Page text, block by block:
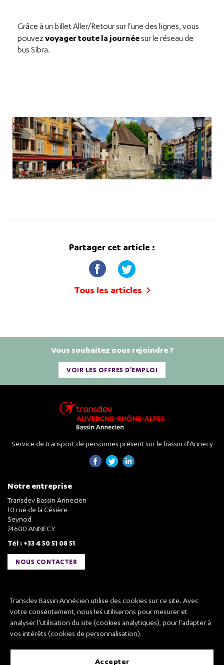
Transdev Bassin Annécien utilise des cookies sur ce site. Avec
votre consentement, nous les utiliserons pour mesurer et
analyser l'utilisation du site (cookies analytiques), pour l'adapter à
vos intérêts (cookies de personnalisation).
accepter
Grâce à un billet Aller/Retour sur l’une des lignes, vous
pouvez voyager toute la journéesur le réseau de
bus Sibra.
Partager cet article :
Tous les articles
Vous souhaitez nous rejoindre ?
VOIR LES OFFRES D'EMPLOI
Service de transport de personnes présent sur le bassin d'Annecy
Notre entreprise
Transdev Bassin Annecien
10 rue de la Césière
Seynod
74600 ANNECY
Tél : +33 4 50 51 08 51
NOUS CONTACTER
Transdev Bassin Annécien
Recrutement